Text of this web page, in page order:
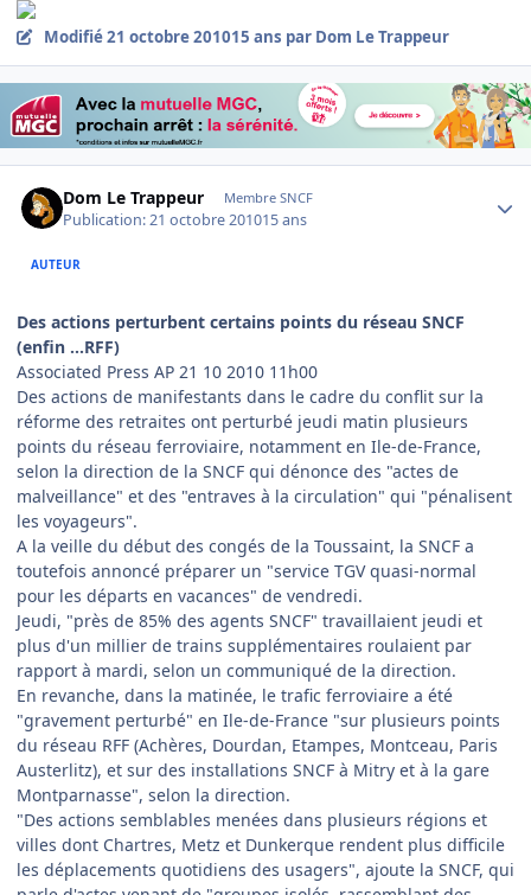
Modifié21 octobre 201015 ans par Dom Le Trappeur
Dom Le Trappeur Membre SNCF
Publication:21 octobre 201015 ans
AUTEUR
Des actions perturbent certains points du réseau SNCF
(enfin ...RFF)
Associated Press AP 21 10 2010 11h00
Des actions de manifestants dans le cadre du conflit sur la
réforme des retraites ont perturbé jeudi matin plusieurs
points du réseau ferroviaire, notamment en Ile-de-France,
selon la direction de la SNCF qui dénonce des "actes de
malveillance" et des "entraves à la circulation" qui "pénalisent
les voyageurs".
A la veille du début des congés de la Toussaint, la SNCF a
toutefois annoncé préparer un "service TGV quasi-normal
pour les départs en vacances" de vendredi.
Jeudi, "près de 85% des agents SNCF" travaillaient jeudi et
plus d'un millier de trains supplémentaires roulaient par
rapport à mardi, selon un communiqué de la direction.
En revanche, dans la matinée, le trafic ferroviaire a été
"gravement perturbé" en Ile-de-France "sur plusieurs points
du réseau RFF (Achères, Dourdan, Etampes, Montceau, Paris
Austerlitz), et sur des installations SNCF à Mitry et à la gare
Montparnasse", selon la direction.
"Des actions semblables menées dans plusieurs régions et
villes dont Chartres, Metz et Dunkerque rendent plus difficile
les déplacements quotidiens des usagers", ajoute la SNCF, qui